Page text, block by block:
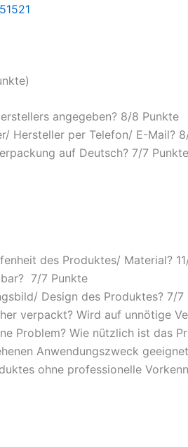
angegeben? 8/8 Punkte
Hersteller per Telefon/ E-Mail?
auf Deutsch? 7/7 Punkte
des Produktes/ Material?
? 7/7 Punkte
Design des Produktes? 7/7
verpackt? Wird auf unnötige
Problem? Wie nützlich ist das
Anwendungszweck
ohne professionelle